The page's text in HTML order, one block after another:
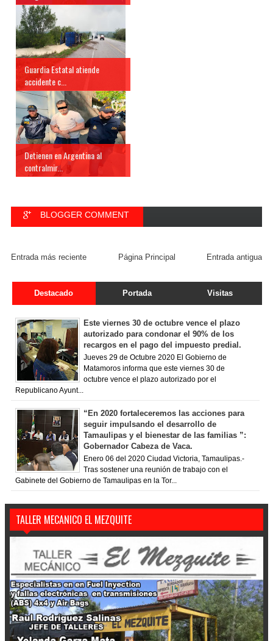
Guardia Estatal atiende
accidente c...
Detienen en Argentina al
contralmir...
BLOGGER COMMENT
Entrada más reciente Entrada antigua
Página Principal
Destacado Portada Visitas
Este viernes 30 de octubre vence el plazo
autorizado para condonar el 90% de los
recargos en el pago del impuesto predial.
Jueves 29 de Octubre 2020 El Gobierno de
Matamoros informa que este viernes 30 de
octubre vence el plazo autorizado por el
Republicano Ayunt...
“En 2020 fortaleceremos las acciones para
seguir impulsando el desarrollo de
Tamaulipas y el bienestar de las familias ”:
Gobernador Cabeza de Vaca.
Enero 06 del 2020 Ciudad Victoria, Tamaulipas.-
Tras sostener una reunión de trabajo con el
Gabinete del Gobierno de Tamaulipas en la Tor...
TALLER MECANICO EL MEZQUITE